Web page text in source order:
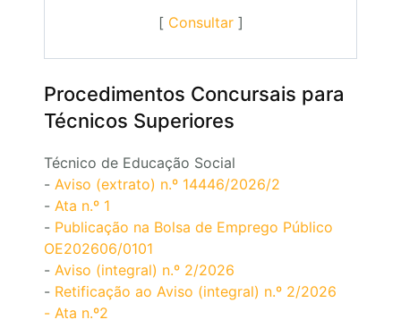
[ Consultar]
Procedimentos Concursais para
Técnicos Superiores
Técnico de Educação Social
- Aviso (extrato) n.º 14446/2026/2
- Ata n.º 1
- Publicação na Bolsa de Emprego Público
OE202606/0101
- Aviso (integral) n.º 2/2026
- Retificação ao Aviso (integral) n.º 2/2026
- Ata n.º2